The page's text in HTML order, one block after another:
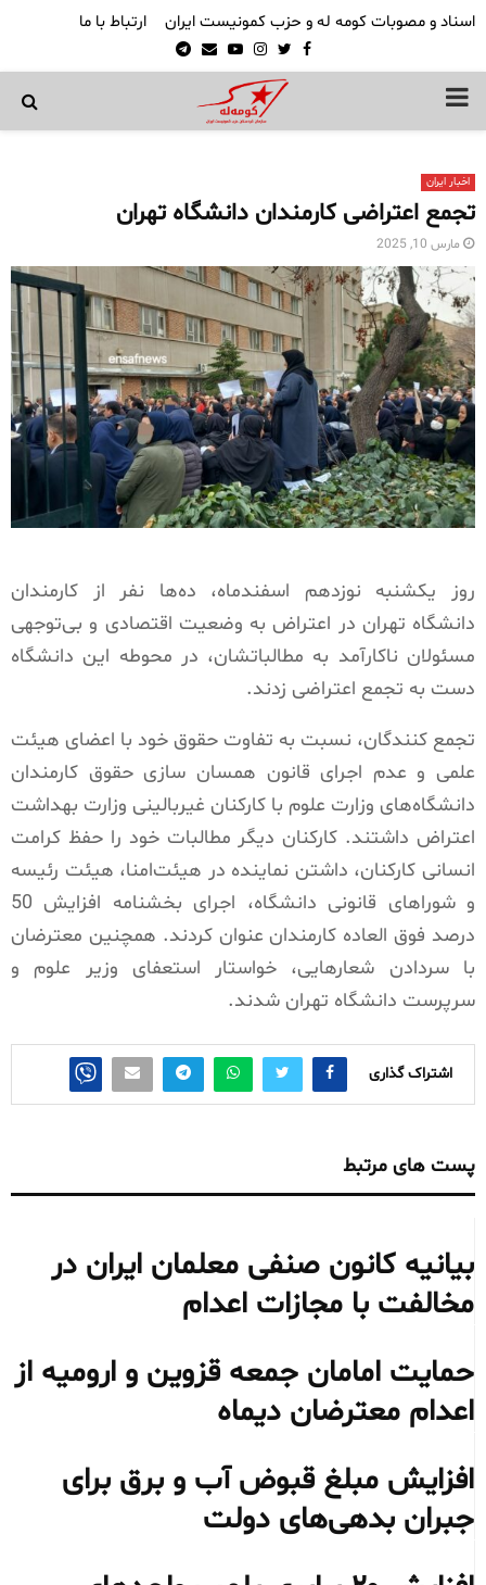
اسناد و مصوبات کومه له و حزب کمونیست ایران ارتباط با ما
Facebook
Twitter
Instagram
Youtube
Email
Telegram
PRIMARY
اخبار ایران
تجمع اعتراضی کارمندان دانشگاه تهران
مارس 10, 2025
روز یکشنبه نوزدهم اسفندماه، ده‌ها نفر از کارمندان
دانشگاه تهران در اعتراض به وضعیت اقتصادی و بی‌توجهی
مسئولان ناکارآمد به مطالباتشان، در محوطه این دانشگاه
دست به تجمع اعتراضی زدند.
تجمع کنندگان، نسبت به تفاوت حقوق خود با اعضای هیئت
علمی و عدم اجرای قانون همسان سازی حقوق کارمندان
دانشگاه‌های وزارت علوم با کارکنان غیربالینی وزارت بهداشت
اعتراض داشتند. کارکنان دیگر مطالبات خود را حفظ کرامت
انسانی کارکنان، داشتن نماینده در هیئت‌امنا، هیئت رئیسه
و شوراهای قانونی دانشگاه، اجرای بخشنامه افزایش 50
درصد فوق العاده کارمندان عنوان کردند. همچنین معترضان
با سردادن شعارهایی، خواستار استعفای وزیر علوم و
سرپرست دانشگاه تهران شدند.
اشتراک گذاری
پست های مرتبط
بیانیه کانون صنفی معلمان ایران در
مخالفت با مجازات اعدام
حمایت امامان جمعه قزوین و ارومیه از
اعدام معترضان دیماه
افزایش مبلغ قبوض آب و برق برای
جبران بدهی‌های دولت